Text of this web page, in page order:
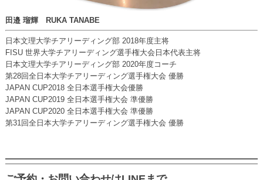
田邉 瑠輝 RUKA TANABE
日本文理大学チアリーディング部 2018年度主将
FISU 世界大学チアリーディング選手権大会日本代表主将
日本文理大学チアリーディング部 2020年度コーチ
第28回全日本大学チアリーディング選手権大会 優勝
JAPAN CUP2018 全日本選手権大会優勝
JAPAN CUP2019 全日本選手権大会 準優勝
JAPAN CUP2020 全日本選手権大会 準優勝
第31回全日本大学チアリーディング選手権大会 優勝